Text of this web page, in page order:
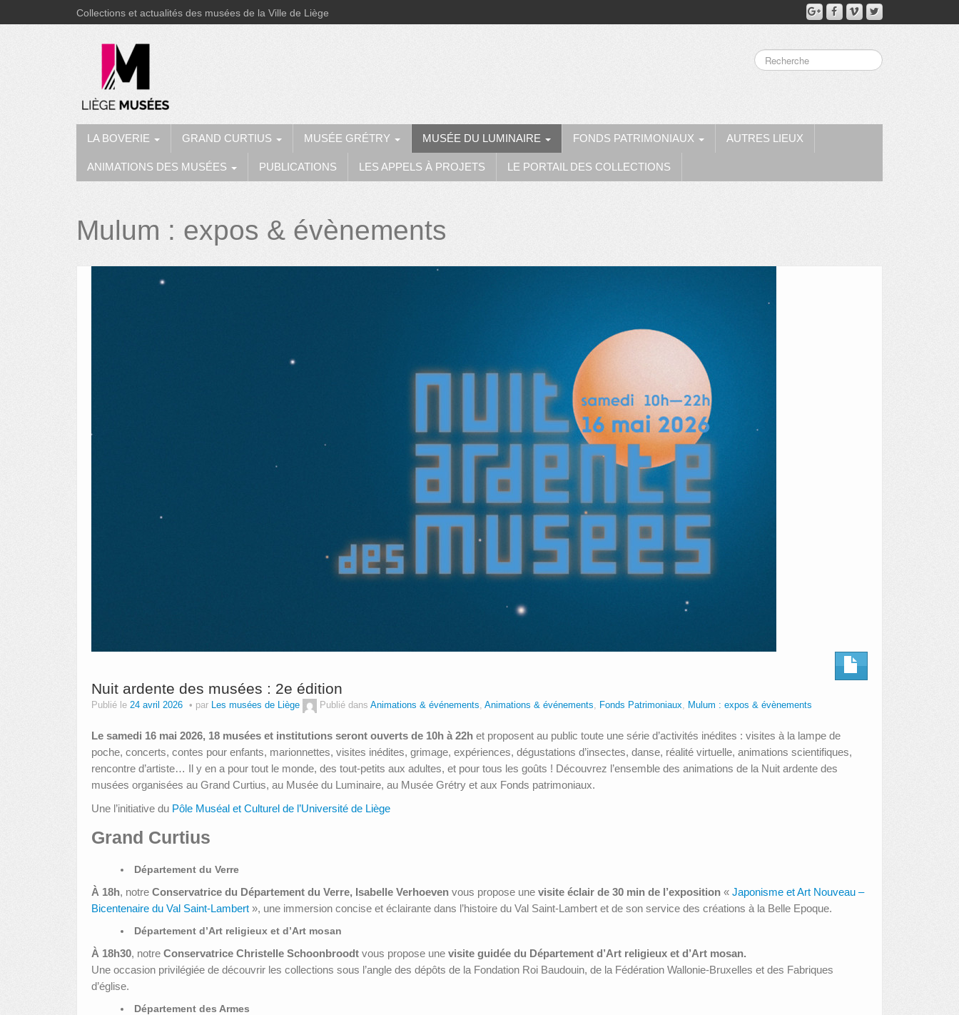
Collections et actualités des musées de la Ville de Liège
LA BOVERIE GRAND CURTIUS MUSÉE GRÉTRY MUSÉE DU LUMINAIRE FONDS PATRIMONIAUX AUTRES LIEUX
ANIMATIONS DES MUSÉES PUBLICATIONS LES APPELS À PROJETS LE PORTAIL DES COLLECTIONS
Mulum : expos & évènements
Nuit ardente des musées : 2e édition
Publié le 24 avril 2026 par Les musées de Liège Publié dans Animations & événements, Animations & événements, Fonds Patrimoniaux, Mulum : expos & évènements
Le samedi 16 mai 2026, 18 musées et institutions seront ouverts de 10h à 22h et proposent au public toute une série d’activités inédites : visites à la lampe de
poche, concerts, contes pour enfants, marionnettes, visites inédites, grimage, expériences, dégustations d’insectes, danse, réalité virtuelle, animations scientifiques,
rencontre d’artiste… Il y en a pour tout le monde, des tout-petits aux adultes, et pour tous les goûts ! Découvrez l’ensemble des animations de la Nuit ardente des
musées organisées au Grand Curtius, au Musée du Luminaire, au Musée Grétry et aux Fonds patrimoniaux.
Une l’initiative du Pôle Muséal et Culturel de l’Université de Liège
Grand Curtius
Département du Verre
À 18h, notre Conservatrice du Département du Verre, Isabelle Verhoeven vous propose une visite éclair de 30 min de l’exposition « Japonisme et Art Nouveau –
Bicentenaire du Val Saint‑Lambert », une immersion concise et éclairante dans l’histoire du Val Saint-Lambert et de son service des créations à la Belle Epoque.
Département d’Art religieux et d’Art mosan
À 18h30, notre Conservatrice Christelle Schoonbroodt vous propose une visite guidée du Département d’Art religieux et d’Art mosan.
Une occasion privilégiée de découvrir les collections sous l’angle des dépôts de la Fondation Roi Baudouin, de la Fédération Wallonie‑Bruxelles et des Fabriques
d’église.
Département des Armes